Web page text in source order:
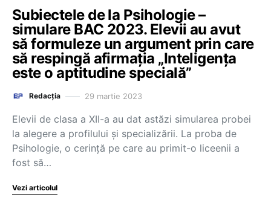
Subiectele de la Psihologie –
simulare BAC 2023. Elevii au avut
să formuleze un argument prin care
să respingă afirmația „Inteligența
este o aptitudine specială”
Redacția 29 martie 2023
Elevii de clasa a XII-a au dat astăzi simularea probei
la alegere a profilului și specializării. La proba de
Psihologie, o cerință pe care au primit-o liceenii a
fost să…
Vezi articolul